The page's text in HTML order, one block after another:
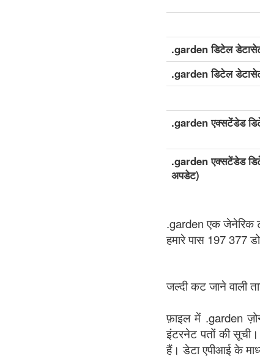
.garden डिटेल
.garden डिटेल
.garden एक्सटेंडेड
.garden एक्सटेंडेड
अपडेट)
.garden एक जेनेरिक
हमारे पास 197 377
जल्दी कट जाने वाली
फ़ाइल में .garden
इंटरनेट पतों की
हैं। डेटा एपीआई के